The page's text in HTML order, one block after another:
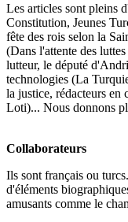
Les articles sont pleins
Constitution, Jeunes
fête des rois selon la
(Dans l'attente des
lutteur, le député
technologies (La
la justice, rédacteurs en
Loti)... Nous donnons
Collaborateurs
Ils sont français ou
d'éléments
amusants comme le